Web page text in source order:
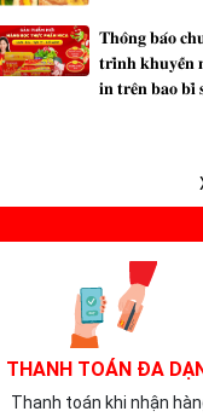
𝐓𝐡𝐨̂𝐧𝐠 𝐛𝐚́𝐨
𝐭𝐫𝐢̀𝐧𝐡 𝐤𝐡𝐮𝐲𝐞̂́𝐧
𝐢𝐧 𝐭𝐫𝐞̂𝐧 𝐛𝐚𝐨 𝐛𝐢̀
THANH TOÁN ĐA
Thanh toán khi nhận